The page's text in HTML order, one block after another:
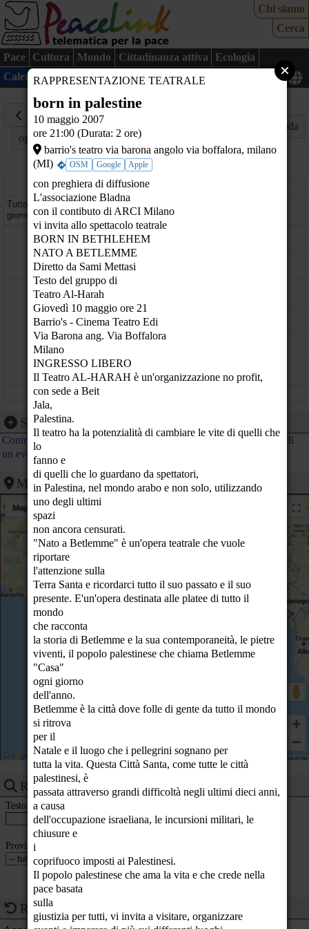
Chi siamo
Cerca
Pace Cultura Mondo Cittadinanza attiva
Ecologia
Calendario
Mappa
oggi
10
Maggio
2007
Agenda
Tutto il
giorno
09
10
11
12
13
14
15
16
17
19
20
21
22
23
Maurizio Blondet presenterà il suo ultimo libro
"Stare con Putin?"
- Mlano (MI)
via boffalora - milano (MI)
Segnalazione evento
Contribuisci al calendario di PeaceLink inviando la segnalazione di
un evento
Mappa
Ricerca eventi
Testo
Provincia
Ricorrenze del giorno
RAPPRESENTAZIONE TEATRALE
born in palestine
10 maggio 2007
ore 21:00 (Durata: 2 ore)
barrio's teatro via barona angolo via boffalora, milano
(MI)
OSM Google Apple
con preghiera di diffusione
L'associazione Bladna
con il contibuto di ARCI Milano
vi invita allo spettacolo teatrale
BORN IN BETHLEHEM
NATO A BETLEMME
Diretto da Sami Mettasi
Testo del gruppo di
Teatro Al-Harah
Giovedì 10 maggio ore 21
Barrio's - Cinema Teatro Edi
Via Barona ang. Via Boffalora
Milano
INGRESSO LIBERO
Il Teatro AL-HARAH è un'organizzazione no profit,
con sede a Beit
Jala,
Palestina.
Il teatro ha la potenzialità di cambiare le vite di quelli che
lo
fanno e
di quelli che lo guardano da spettatori,
in Palestina, nel mondo arabo e non solo, utilizzando
uno degli ultimi
spazi
non ancora censurati.
"Nato a Betlemme" è un'opera teatrale che vuole
riportare
l'attenzione sulla
Terra Santa e ricordarci tutto il suo passato e il suo
presente. E'un'opera destinata alle platee di tutto il
mondo
che racconta
la storia di Betlemme e la sua contemporaneità, le pietre
viventi, il popolo palestinese che chiama Betlemme
"Casa"
ogni giorno
dell'anno.
Betlemme è la città dove folle di gente da tutto il mondo
si ritrova
per il
Natale e il luogo che i pellegrini sognano per
tutta la vita. Questa Città Santa, come tutte le città
palestinesi, è
passata attraverso grandi difficoltà negli ultimi dieci anni,
a causa
dell'occupazione israeliana, le incursioni militari, le
chiusure e
i
coprifuoco imposti ai Palestinesi.
Il popolo palestinese che ama la vita e che crede nella
pace basata
sulla
giustizia per tutti, vi invita a visitare, organizzare